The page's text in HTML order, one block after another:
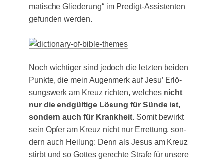
ma­ti­sche Glie­de­rung“ im Pre­digt-Assis­ten­ten
gefun­den werden.
Noch wich­ti­ger sind jedoch die letz­ten bei­den
Punk­te, die mein Augen­merk auf Jesu’ Erlö­
sungs­werk am Kreuz rich­ten, wel­ches nicht
nur die end­gül­ti­ge Lösung für Sün­de ist,
son­dern auch für Krank­heit. Somit bewirkt
sein Opfer am Kreuz nicht nur Erret­tung, son­
dern auch Hei­lung: Denn als Jesus am Kreuz
stirbt und so Got­tes gerech­te Stra­fe für unse­re